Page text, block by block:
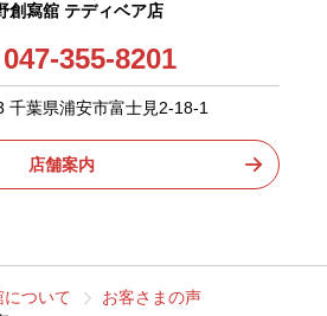
創寫舘 テディベア店
047-355-8201
千葉県浦安市富士見2-18-1
店舗案内
ついて
お客さまの声